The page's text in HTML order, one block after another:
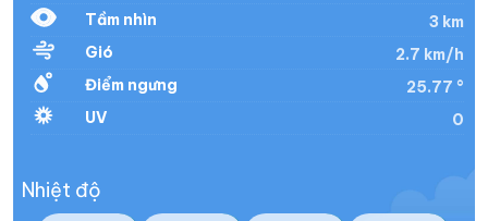
Tầm nhìn
3 km
Gió
2.7 km/h
Điểm ngưng
25.77 °
UV
0
Nhiệt độ